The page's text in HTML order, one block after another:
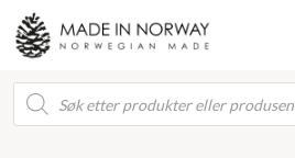
Products
search